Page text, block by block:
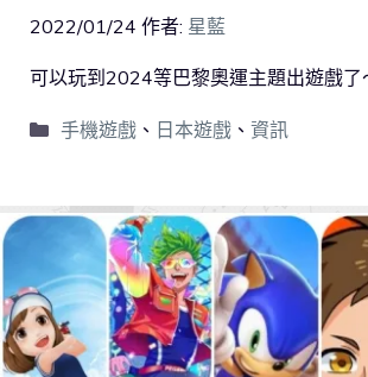
2022/01/24 作者: 星藍
可以玩到2024等巴黎奧運主題出遊戲了
手機遊戲、 日本遊戲、 資訊